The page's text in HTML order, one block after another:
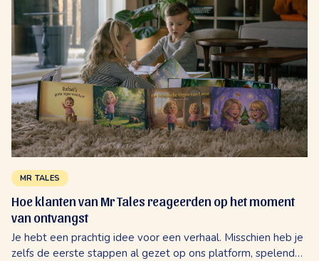
MR TALES
Hoe klanten van Mr Tales reageerden op het moment
van ontvangst
Je hebt een prachtig idee voor een verhaal. Misschien heb je
zelfs de eerste stappen al gezet op ons platform, spelend